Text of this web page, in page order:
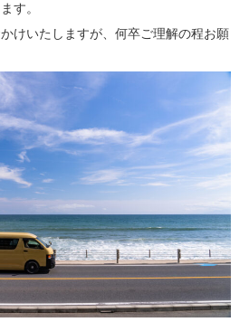
す。
けいたしますが、何卒ご理解の程お願